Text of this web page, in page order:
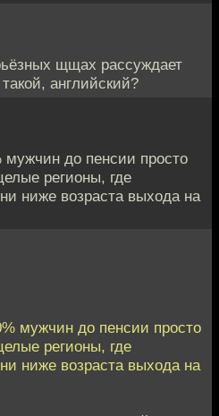
щщах рассуждает
английский?
мужчин до пенсии просто
регионы, где
ниже возраста выхода на
мужчин до пенсии просто
регионы, где
ниже возраста выхода на